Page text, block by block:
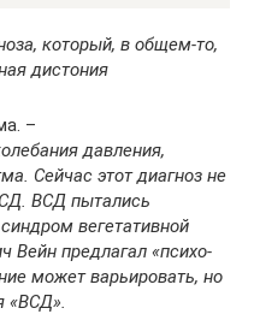
который, в общем-то,
дистония
–
давления,
Сейчас этот диагноз не
ВСД пытались
вегетативной
Вейн предлагал «психо-
может варьировать, но
«ВСД».